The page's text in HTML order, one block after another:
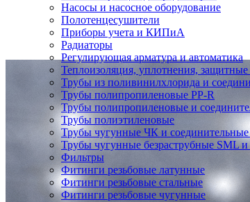
Насосы и насосное оборудование
Полотенцесушители
Приборы учета и КИПиА
Радиаторы
Регулирующая арматура и автоматика
Теплоизоляция, уплотнения,
Трубы из поливинилхлорида и
Трубы полипропиленовые PP-R
Трубы полипропиленовые и
Трубы полиэтиленовые
Трубы чугунные ЧК и соединительные
Трубы чугунные безраструбные SML
Фильтры
Фитинги резьбовые латунные
Фитинги резьбовые стальные
Фитинги резьбовые чугунные